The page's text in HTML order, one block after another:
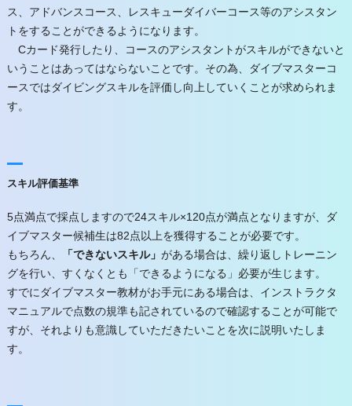
ス、アドバンスコース、レスキューダイバーコース等のアシスタン
トをすることができるようになります。
Cカード発行したり、コースのアシスタントがスキルができないと
いうことはあってはならないことです。その為、ダイブマスターコ
ースではダイビングスキルを評価し向上していくことが求められま
す。
スキル評価基準
5点満点で採点しますので24スキル×120点が満点となりますが、ダ
イブマスター候補生は82点以上を獲得することが必要です。
もちろん、
「できないスキル」 がある場合は、繰り返しトレーニン
グを行い、すくなくとも「できるようになる」必要が生じます。
すでにダイブマスター教材がお手元にある場合は、インストラクタ
マニュアルで点数の規準も記されているので確認することが可能で
すが、それよりも意識していただきたいことを次に説明いたしま
す。